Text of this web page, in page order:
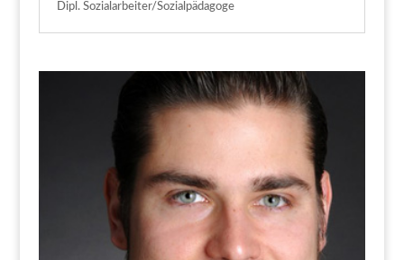
Dipl. Sozialarbeiter/Sozialpädagoge